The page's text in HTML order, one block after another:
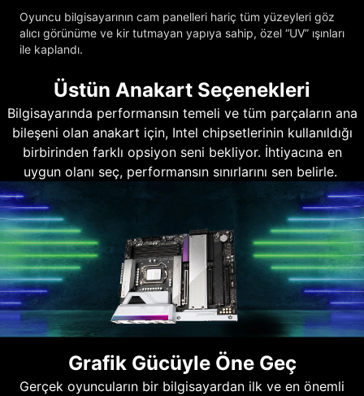
Oyuncu bilgisayarının cam panelleri hariç tüm yüzeyleri göz
alıcı görünüme ve kir tutmayan yapıya sahip, özel “UV” ışınları
ile kaplandı.
Üstün Anakart Seçenekleri
Bilgisayarında performansın temeli ve tüm parçaların ana
bileşeni olan anakart için, Intel chipsetlerinin kullanıldığı
birbirinden farklı opsiyon seni bekliyor. İhtiyacına en
uygun olanı seç, performansın sınırlarını sen belirle.
Grafik Gücüyle Öne Geç
Gerçek oyuncuların bir bilgisayardan ilk ve en önemli